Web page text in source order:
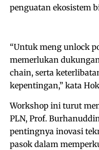
penguatan ekosistem
‎“Untuk meng unlock
memerlukan
chain, serta
kepentingan,” kata
Workshop ini turut
PLN, Prof.
pentingnya inovasi
pasok dalam